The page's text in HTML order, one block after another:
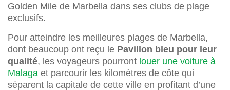
Golden Mile de Marbella dans ses clubs de plage
exclusifs.
Pour atteindre les meilleures plages de Marbella,
dont beaucoup ont reçu le Pavillon bleu pour leur
qualité, les voyageurs pourront louer une voiture à
Malaga et parcourir les kilomètres de côte qui
séparent la capitale de cette ville en profitant d’une